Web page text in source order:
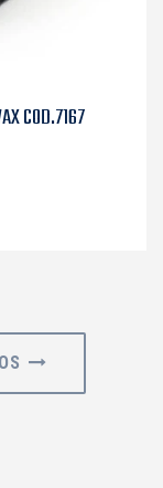
COD.7167